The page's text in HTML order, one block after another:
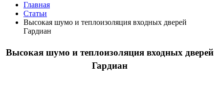
Главная
Статьи
Высокая шумо и теплоизоляция входных дверей
Гардиан
Высокая шумо и теплоизоляция входных дверей
Гардиан